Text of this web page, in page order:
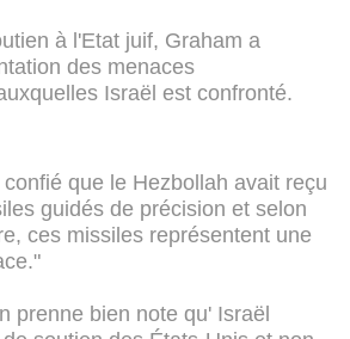
à l'Etat juif, Graham a
des menaces
Israël est confronté.
que le Hezbollah avait reçu
guidés de précision et selon
ces missiles représentent une
prenne bien note qu' Israël